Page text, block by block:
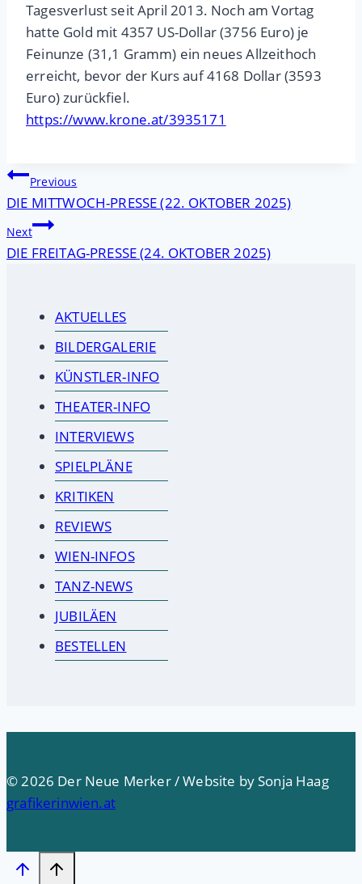
Tagesverlust seit April 2013. Noch am Vortag
hatte Gold mit 4357 US-Dollar (3756 Euro) je
Feinunze (31,1 Gramm) ein neues Allzeithoch
erreicht, bevor der Kurs auf 4168 Dollar (3593
Euro) zurückfiel.
https://www.krone.at/3935171
Beitragsnavigation
Previous
DIE MITTWOCH-PRESSE (22. OKTOBER 2025)
Next
DIE FREITAG-PRESSE (24. OKTOBER 2025)
AKTUELLES
BILDERGALERIE
KÜNSTLER-INFO
THEATER-INFO
INTERVIEWS
SPIELPLÄNE
KRITIKEN
REVIEWS
WIEN-INFOS
TANZ-NEWS
JUBILÄEN
BESTELLEN
© 2026 Der Neue Merker / Website by Sonja Haag
grafikerinwien.at